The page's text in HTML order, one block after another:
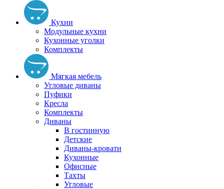
Кухни
Модульные кухни
Кухонные уголки
Комплекты
Мягкая мебель
Угловые диваны
Пуфики
Кресла
Комплекты
Диваны
В гостинную
Детские
Диваны-кровати
Кухонные
Офисные
Тахты
Угловые